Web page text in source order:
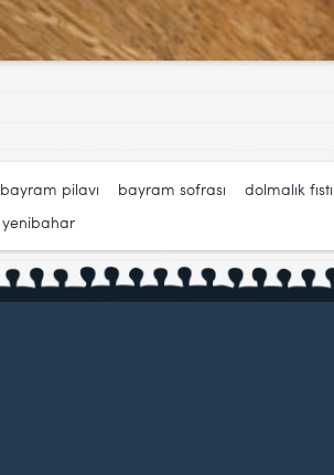
bayram pilavı bayram sofrası dolmalık
yenibahar